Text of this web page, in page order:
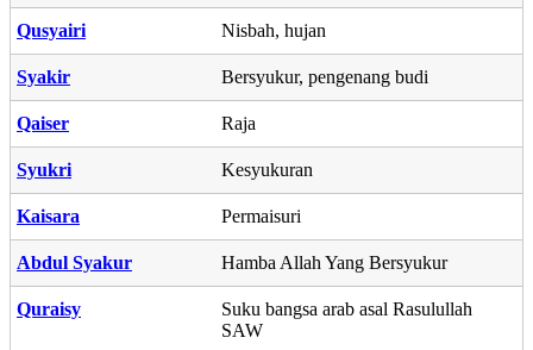
Qusyairi Nisbah, hujan
Syakir Bersyukur, pengenang budi
Qaiser Raja
Syukri Kesyukuran
Kaisara Permaisuri
Abdul Syakur Hamba Allah Yang Bersyukur
Quraisy
Suku bangsa arab asal Rasulullah
SAW